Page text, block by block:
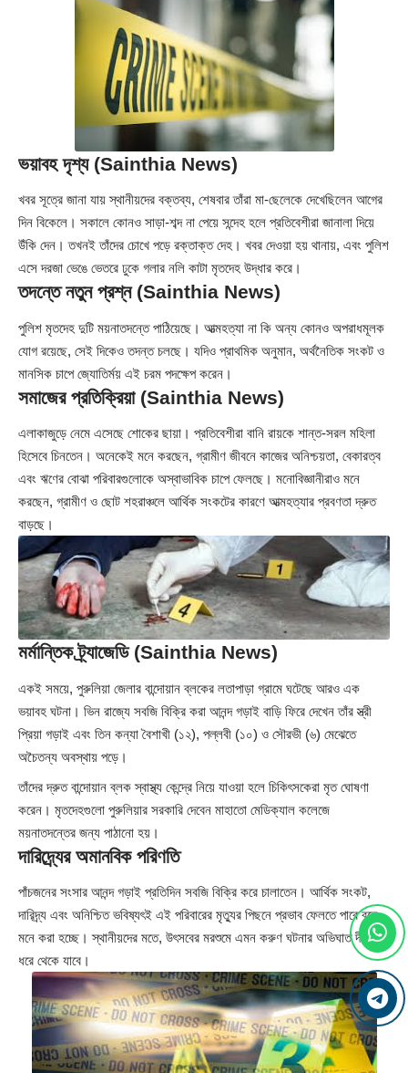
ভয়াবহ দৃশ্য (Sainthia News)
খবর সূত্রে জানা যায় স্থানীয়দের বক্তব্য, শেষবার তাঁরা মা-ছেলেকে দেখেছিলেন আগের
দিন বিকেলে। সকালে কোনও সাড়া-শব্দ না পেয়ে সন্দেহ হলে প্রতিবেশীরা জানালা দিয়ে
উঁকি দেন। তখনই তাঁদের চোখে পড়ে রক্তাক্ত দেহ। খবর দেওয়া হয় থানায়, এবং পুলিশ
এসে দরজা ভেঙে ভেতরে ঢুকে গলার নলি কাটা মৃতদেহ উদ্ধার করে।
তদন্তে নতুন প্রশ্ন (Sainthia News)
পুলিশ মৃতদেহ দুটি ময়নাতদন্তে পাঠিয়েছে। আত্মহত্যা না কি অন্য কোনও অপরাধমূলক
যোগ রয়েছে, সেই দিকেও তদন্ত চলছে। যদিও প্রাথমিক অনুমান, অর্থনৈতিক সংকট ও
মানসিক চাপে জ্যোতির্ময় এই চরম পদক্ষেপ করেন।
সমাজের প্রতিক্রিয়া (Sainthia News)
এলাকাজুড়ে নেমে এসেছে শোকের ছায়া। প্রতিবেশীরা বানি রায়কে শান্ত-সরল মহিলা
হিসেবে চিনতেন। অনেকেই মনে করছেন, গ্রামীণ জীবনে কাজের অনিশ্চয়তা, বেকারত্ব
এবং ঋণের বোঝা পরিবারগুলোকে অস্বাভাবিক চাপে ফেলছে। মনোবিজ্ঞানীরাও মনে
করছেন, গ্রামীণ ও ছোট শহরাঞ্চলে আর্থিক সংকটের কারণে আত্মহত্যার প্রবণতা দ্রুত
বাড়ছে।
মর্মান্তিক ট্র্যাজেডি (Sainthia News)
একই সময়ে, পুরুলিয়া জেলার বান্দোয়ান ব্লকের লতাপাড়া গ্রামে ঘটেছে আরও এক
ভয়াবহ ঘটনা। ভিন রাজ্যে সবজি বিক্রি করা আনন্দ গড়াই বাড়ি ফিরে দেখেন তাঁর স্ত্রী
প্রিয়া গড়াই এবং তিন কন্যা বৈশাখী (১২), পল্লবী (১০) ও সৌরভী (৬) মেঝেতে
অচৈতন্য অবস্থায় পড়ে।
তাঁদের দ্রুত বান্দোয়ান ব্লক স্বাস্থ্য কেন্দ্রে নিয়ে যাওয়া হলে চিকিৎসকেরা মৃত ঘোষণা
করেন। মৃতদেহগুলো পুরুলিয়ার সরকারি দেবেন মাহাতো মেডিক্যাল কলেজে
ময়নাতদন্তের জন্য পাঠানো হয়।
দারিদ্র্যের অমানবিক পরিণতি
পাঁচজনের সংসার আনন্দ গড়াই প্রতিদিন সবজি বিক্রি করে চালাতেন। আর্থিক সংকট,
দারিদ্র্য এবং অনিশ্চিত ভবিষ্যৎই এই পরিবারের মৃত্যুর পিছনে প্রভাব ফেলতে পারে বলে
মনে করা হচ্ছে। স্থানীয়দের মতে, উৎসবের মরশুমে এমন করুণ ঘটনার অভিঘাত দীর্ঘদিন
ধরে থেকে যাবে।